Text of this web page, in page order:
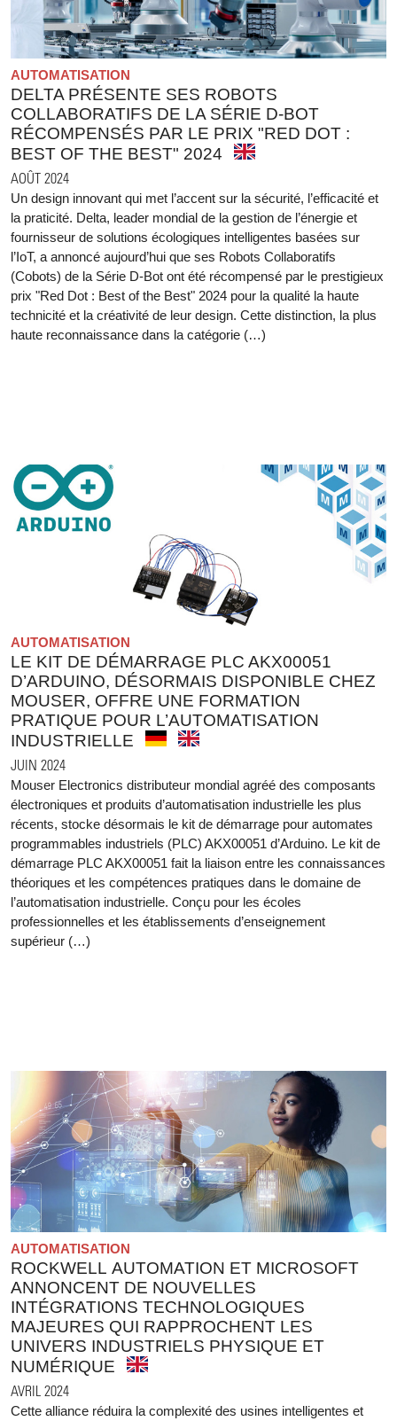
AUTOMATISATION
DELTA PRÉSENTE SES ROBOTS
COLLABORATIFS DE LA SÉRIE D-BOT
RÉCOMPENSÉS PAR LE PRIX "RED DOT :
BEST OF THE BEST" 2024
AOÛT 2024
Un design innovant qui met l’accent sur la sécurité, l’efficacité et
la praticité. Delta, leader mondial de la gestion de l’énergie et
fournisseur de solutions écologiques intelligentes basées sur
l’IoT, a annoncé aujourd’hui que ses Robots Collaboratifs
(Cobots) de la Série D-Bot ont été récompensé par le prestigieux
prix "Red Dot : Best of the Best" 2024 pour la qualité la haute
technicité et la créativité de leur design. Cette distinction, la plus
haute reconnaissance dans la catégorie (…)
AUTOMATISATION
LE KIT DE DÉMARRAGE PLC AKX00051
D’ARDUINO, DÉSORMAIS DISPONIBLE CHEZ
MOUSER, OFFRE UNE FORMATION
PRATIQUE POUR L’AUTOMATISATION
INDUSTRIELLE
JUIN 2024
Mouser Electronics distributeur mondial agréé des composants
électroniques et produits d’automatisation industrielle les plus
récents, stocke désormais le kit de démarrage pour automates
programmables industriels (PLC) AKX00051 d’Arduino. Le kit de
démarrage PLC AKX00051 fait la liaison entre les connaissances
théoriques et les compétences pratiques dans le domaine de
l’automatisation industrielle. Conçu pour les écoles
professionnelles et les établissements d’enseignement
supérieur (…)
AUTOMATISATION
ROCKWELL AUTOMATION ET MICROSOFT
ANNONCENT DE NOUVELLES
INTÉGRATIONS TECHNOLOGIQUES
MAJEURES QUI RAPPROCHENT LES
UNIVERS INDUSTRIELS PHYSIQUE ET
NUMÉRIQUE
AVRIL 2024
Cette alliance réduira la complexité des usines intelligentes et